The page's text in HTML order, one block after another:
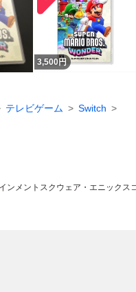
3,500円
テレビゲーム
Switch
ンメント スクウェア・エニックス